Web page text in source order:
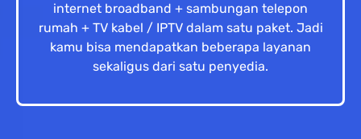
internet broadband + sambungan telepon
rumah + TV kabel / IPTV dalam satu paket. Jadi
kamu bisa mendapatkan beberapa layanan
sekaligus dari satu penyedia.